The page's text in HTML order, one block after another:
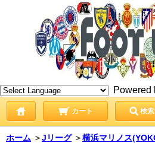
Powered
カート 検索
ホーム ＞Jリーグ ＞横浜マリノス